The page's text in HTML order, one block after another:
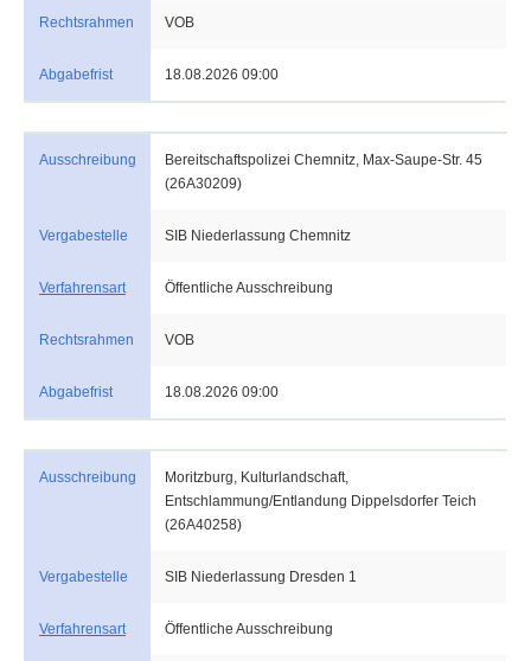
Rechtsrahmen VOB
Abgabefrist 18.08.2026 09:00
Ausschreibung
Bereitschaftspolizei Chemnitz, Max-Saupe-Str. 45
(26A30209)
Vergabestelle SIB Niederlassung Chemnitz
Verfahrensart Öffentliche Ausschreibung
Rechtsrahmen VOB
Abgabefrist 18.08.2026 09:00
Ausschreibung
Moritzburg, Kulturlandschaft,
Entschlammung/Entlandung Dippelsdorfer Teich
(26A40258)
Vergabestelle SIB Niederlassung Dresden 1
Verfahrensart Öffentliche Ausschreibung